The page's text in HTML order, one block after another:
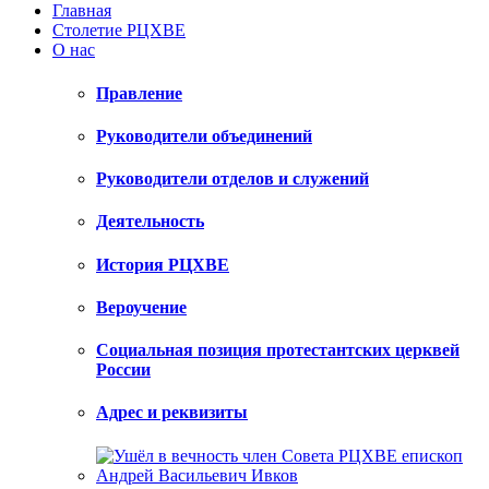
Главная
Столетие РЦХВЕ
О нас
Правление
Руководители объединений
Руководители отделов и служений
Деятельность
История РЦХВЕ
Вероучение
Социальная позиция протестантских церквей
России
Адрес и реквизиты